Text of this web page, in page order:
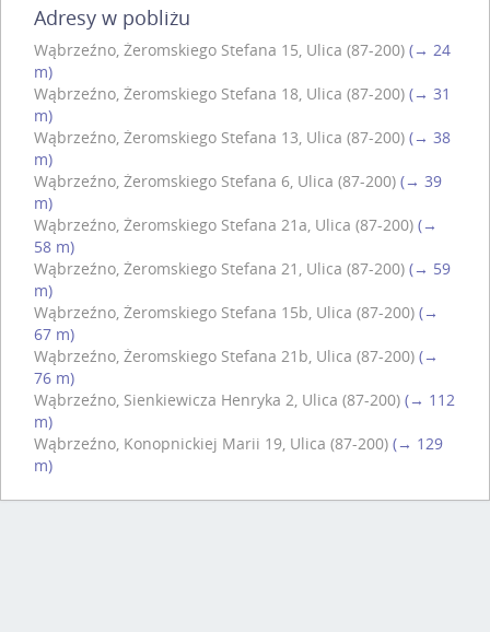
Adresy w pobliżu
Wąbrzeźno, Żeromskiego Stefana 15, Ulica (87-200) (→ 24
m)
Wąbrzeźno, Żeromskiego Stefana 18, Ulica (87-200) (→ 31
m)
Wąbrzeźno, Żeromskiego Stefana 13, Ulica (87-200) (→ 38
m)
Wąbrzeźno, Żeromskiego Stefana 6, Ulica (87-200) (→ 39
m)
Wąbrzeźno, Żeromskiego Stefana 21a, Ulica (87-200) (→
58 m)
Wąbrzeźno, Żeromskiego Stefana 21, Ulica (87-200) (→ 59
m)
Wąbrzeźno, Żeromskiego Stefana 15b, Ulica (87-200) (→
67 m)
Wąbrzeźno, Żeromskiego Stefana 21b, Ulica (87-200) (→
76 m)
Wąbrzeźno, Sienkiewicza Henryka 2, Ulica (87-200) (→ 112
m)
Wąbrzeźno, Konopnickiej Marii 19, Ulica (87-200) (→ 129
m)